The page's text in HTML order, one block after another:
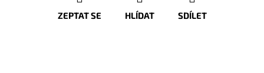
ZEPTAT SE HLÍDAT SDÍLET